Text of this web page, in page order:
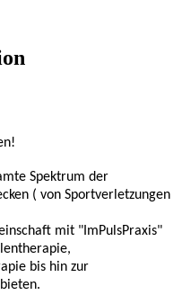
Spektrum der
( von Sportverletzungen
mit "ImPulsPraxis"
bis hin zur